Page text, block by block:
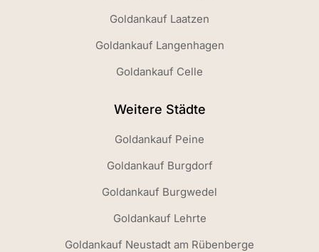
Goldankauf Laatzen
Goldankauf Langenhagen
Goldankauf Celle
Weitere Städte
Goldankauf Peine
Goldankauf Burgdorf
Goldankauf Burgwedel
Goldankauf Lehrte
Goldankauf Neustadt am Rübenberge